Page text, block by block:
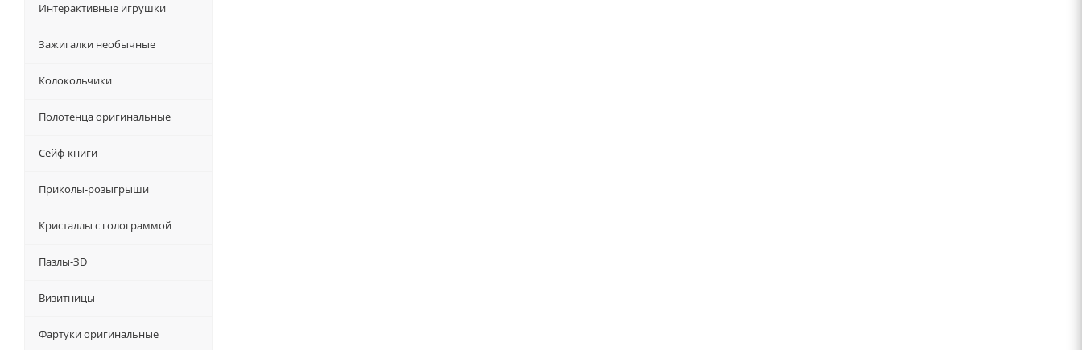
Интерактивные игрушки
Зажигалки необычные
Колокольчики
Полотенца оригинальные
Сейф-книги
Приколы-розыгрыши
Кристаллы с голограммой
Пазлы-ЗD
Визитницы
Фартуки оригинальные